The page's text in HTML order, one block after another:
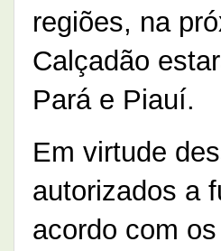
regiões, na
Calçadão
Pará e Piauí.
Em virtude
autorizados a
acordo com